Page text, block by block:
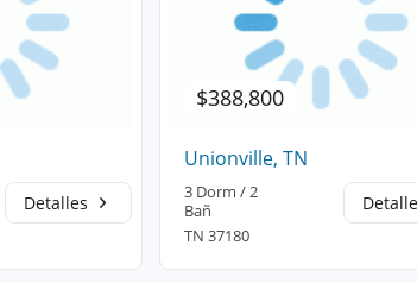
Detalles
$388,800
Unionville, TN
3 Dorm / 2
Bañ
TN 37180